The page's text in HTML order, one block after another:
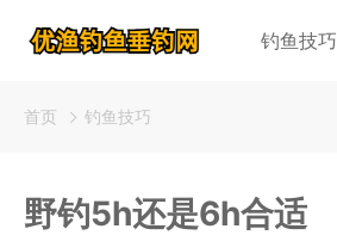
钓鱼技巧
首页 钓鱼技巧
野钓5h还是6h合适